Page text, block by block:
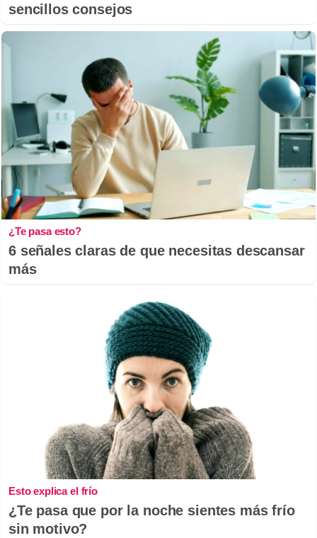
sencillos consejos
¿Te pasa esto?
6 señales claras de que necesitas descansar
más
Esto explica el frío
¿Te pasa que por la noche sientes más frío
sin motivo?